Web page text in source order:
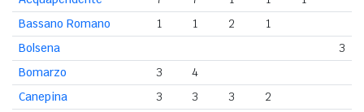
Bassano Romano
1 1 2
1
Bolsena
3
Bomarzo
3
4
Canepina
3 3 3
2